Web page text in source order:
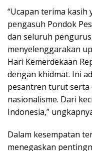
“Ucapan terima kasih
pengasuh Pondok
dan seluruh
menyelenggarakan
Hari Kemerdekaan
dengan khidmat. Ini
pesantren turut serta
nasionalisme. Dari
Indonesia,”
Dalam kesempatan
menegaskan